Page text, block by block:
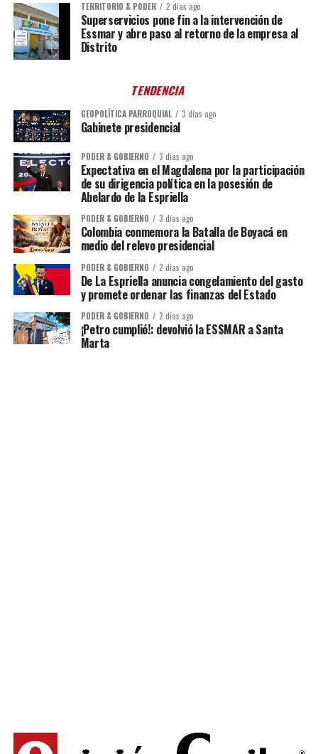
TERRITORIO & PODER 2 días ago
Superservicios pone fin a la intervención de
Essmar y abre paso al retorno de la empresa al
Distrito
TENDENCIA
GEOPOLÍTICA PARROQUIAL 3 días ago
Gabinete presidencial
PODER & GOBIERNO 3 días ago
Expectativa en el Magdalena por la participación
de su dirigencia política en la posesión de
Abelardo de la Espriella
PODER & GOBIERNO 3 días ago
Colombia conmemora la Batalla de Boyacá en
medio del relevo presidencial
PODER & GOBIERNO 2 días ago
De La Espriella anuncia congelamiento del gasto
y promete ordenar las finanzas del Estado
PODER & GOBIERNO 2 días ago
¡Petro cumplió!: devolvió la ESSMAR a Santa
Marta